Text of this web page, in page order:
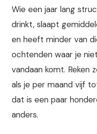
Wie een jaar lang
drinkt, slaapt
en heeft minder van
ochtenden waar je
vandaan komt. Reken
als je per maand vijf
dat is een paar
anders.